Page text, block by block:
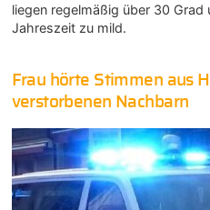
liegen regelmäßig über 30
Jahreszeit zu mild.
Frau hörte Stimmen aus
verstorbenen Nachbarn